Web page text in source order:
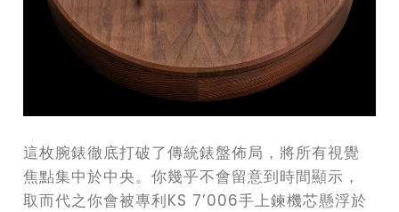
這枚腕錶徹底打破了傳統錶盤佈局，將所有視覺
焦點集中於中央。你幾乎不會留意到時間顯示，
取而代之你會被專利KS 7’006手上鍊機芯懸浮於